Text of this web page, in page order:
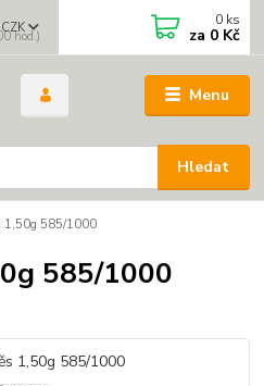
Menu
CZK
Hledat
hod.)
0 ks
za 0 Kč
1,50g 585/1000
585/1000